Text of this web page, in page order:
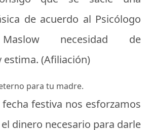
de acuerdo al Psicólogo
necesidad de
estima. (Afiliación)
para tu madre.
festiva nos esforzamos
dinero necesario para darle